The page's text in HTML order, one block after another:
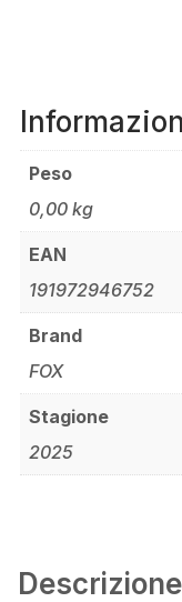
Peso
0,00 kg
EAN
191972946752
Brand
FOX
Stagione
2025
Descrizione